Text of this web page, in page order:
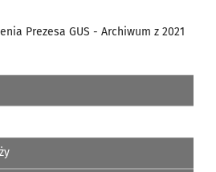
Prezesa GUS - Archiwum z 2021